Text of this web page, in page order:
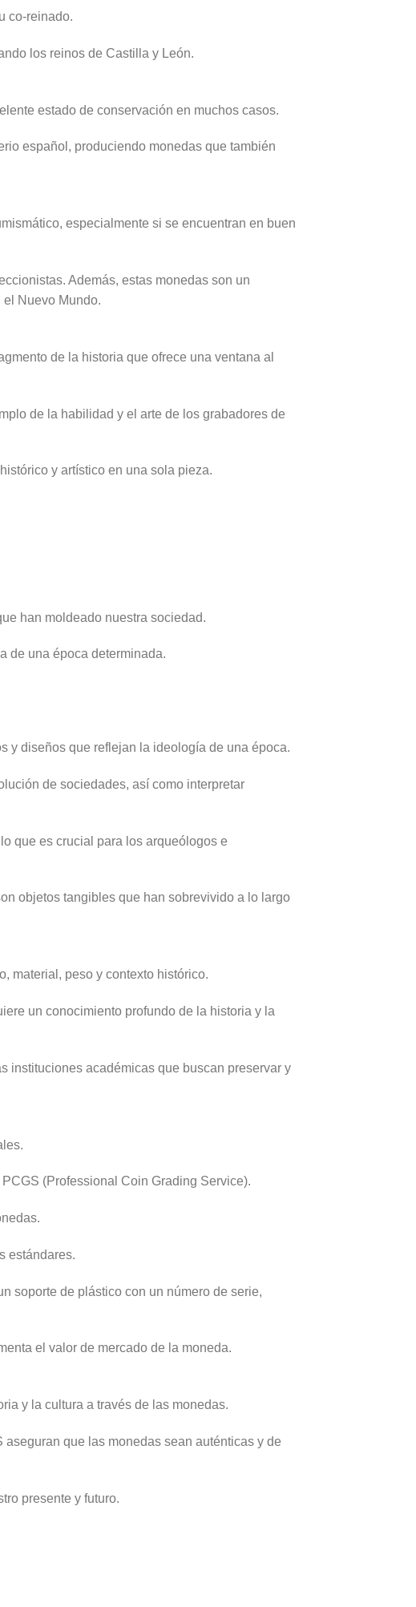
co-reinado.
los reinos de Castilla y León.
estado de conservación en muchos casos.
español, produciendo monedas que también
especialmente si se encuentran en buen
Además, estas monedas son un
Nuevo Mundo.
de la historia que ofrece una ventana al
de la habilidad y el arte de los grabadores de
y artístico en una sola pieza.
han moldeado nuestra sociedad.
de una época determinada.
y diseños que reflejan la ideología de una época.
de sociedades, así como interpretar
que es crucial para los arqueólogos e
objetos tangibles que han sobrevivido a lo largo
material, peso y contexto histórico.
un conocimiento profundo de la historia y la
instituciones académicas que buscan preservar y
(Professional Coin Grading Service).
estándares.
soporte de plástico con un número de serie,
el valor de mercado de la moneda.
y la cultura a través de las monedas.
que las monedas sean auténticas y de
presente y futuro.